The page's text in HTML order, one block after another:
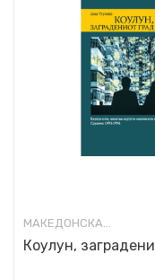
МАКЕДОНСКА КНИЖЕВНОСТ
Коулун,